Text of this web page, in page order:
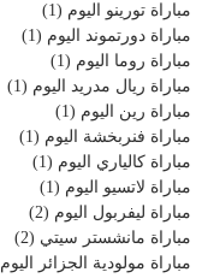
مباراة تورينو اليوم (1)
مباراة دورتموند اليوم (1)
مباراة روما اليوم (1)
مباراة ريال مدريد اليوم (1)
مباراة رين اليوم (1)
مباراة فنربخشة اليوم (1)
مباراة كالياري اليوم (1)
مباراة لاتسيو اليوم (1)
مباراة ليفربول اليوم (2)
مباراة مانشستر سيتي (2)
مباراة مولودية الجزائر اليوم